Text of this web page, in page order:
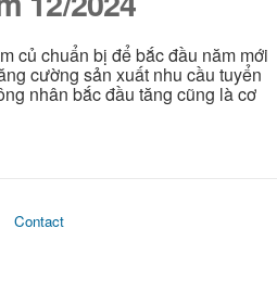
củ chuẩn bị để bắc đầu năm mới
cường sản xuất nhu cầu tuyển
nhân bắc đầu tăng cũng là cơ
Contact